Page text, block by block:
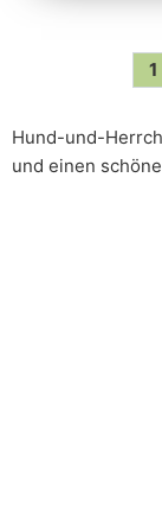
1
Hund-und-
und einen